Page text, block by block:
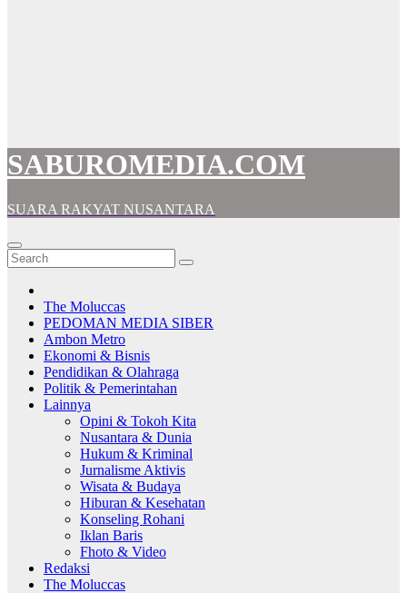
SABUROMEDIA.COM
SUARA RAKYAT NUSANTARA
The Moluccas
PEDOMAN MEDIA SIBER
Ambon Metro
Ekonomi & Bisnis
Pendidikan & Olahraga
Politik & Pemerintahan
Lainnya
Opini & Tokoh Kita
Nusantara & Dunia
Hukum & Kriminal
Jurnalisme Aktivis
Wisata & Budaya
Hiburan & Kesehatan
Konseling Rohani
Iklan Baris
Fhoto & Video
Redaksi
The Moluccas